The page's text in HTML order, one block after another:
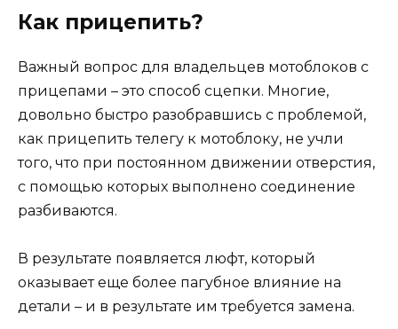
Как прицепить?
Важный вопрос для владельцев мотоблоков с
прицепами – это способ сцепки. Многие,
довольно быстро разобравшись с проблемой,
как прицепить телегу к мотоблоку, не учли
того, что при постоянном движении отверстия,
с помощью которых выполнено соединение
разбиваются.
В результате появляется люфт, который
оказывает еще более пагубное влияние на
детали – и в результате им требуется замена.